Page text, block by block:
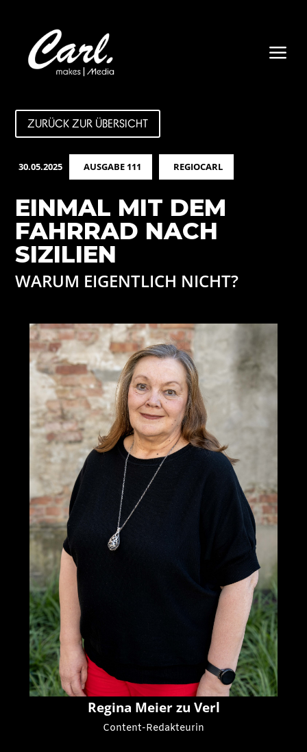
a
ZURÜCK ZUR ÜBERSICHT
30.05.2025 AUSGABE 111 REGIOCARL
EINMAL MIT DEM
FAHRRAD NACH
SIZILIEN
WARUM EIGENTLICH NICHT?
Regina Meier zu Verl
Content-Redakteurin